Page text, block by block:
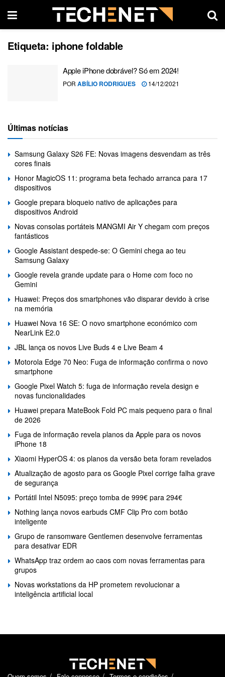
Etiqueta: iphone foldable
Apple iPhone dobrável? Só em 2024!
POR ABÍLIO RODRIGUES 14/12/2021
Últimas notícias
Samsung Galaxy S26 FE: Novas imagens desvendam as três
cores finais
Honor MagicOS 11: programa beta fechado arranca para 17
dispositivos
Google prepara bloqueio nativo de aplicações para
dispositivos Android
Novas consolas portáteis MANGMI Air Y chegam com preços
fantásticos
Google Assistant despede-se: O Gemini chega ao teu
Samsung Galaxy
Google revela grande update para o Home com foco no
Gemini
Huawei: Preços dos smartphones vão disparar devido à crise
na memória
Huawei Nova 16 SE: O novo smartphone económico com
NearLink E2.0
JBL lança os novos Live Buds 4 e Live Beam 4
Motorola Edge 70 Neo: Fuga de informação confirma o novo
smartphone
Google Pixel Watch 5: fuga de informação revela design e
novas funcionalidades
Huawei prepara MateBook Fold PC mais pequeno para o final
de 2026
Fuga de informação revela planos da Apple para os novos
iPhone 18
Xiaomi HyperOS 4: os planos da versão beta foram revelados
Atualização de agosto para os Google Pixel corrige falha grave
de segurança
Portátil Intel N5095: preço tomba de 999€ para 294€
Nothing lança novos earbuds CMF Clip Pro com botão
inteligente
Grupo de ransomware Gentlemen desenvolve ferramentas
para desativar EDR
WhatsApp traz ordem ao caos com novas ferramentas para
grupos
Novas workstations da HP prometem revolucionar a
inteligência artificial local